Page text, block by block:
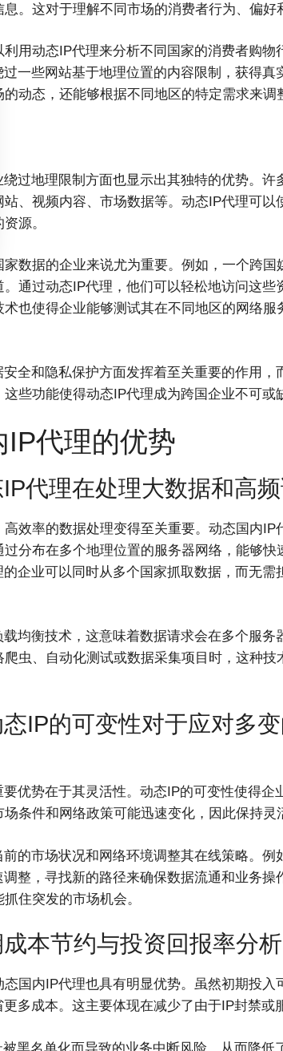
。这对于理解不同市场的消费者行为、偏好
用动态IP代理来分析不同国家的消费者购物
一些网站基于地理位置的内容限制，获得
动态，还能够根据不同地区的特定需求来调
绕过地理限制方面也显示出其独特的优势。
站、视频内容、市场数据等。动态IP代理可
源。
数据的企业来说尤为重要。例如，一个跨
通过动态IP代理，他们可以轻松地访问这
也使得企业能够测试其在不同地区的网络
全和隐私保护方面发挥着至关重要的作用
些功能使得动态IP代理成为跨国企业不可或
IP代理的优势
代理在处理大数据和高
效率的数据处理变得至关重要。动态国内
分布在多个地理位置的服务器网络，能够
企业可以同时从多个国家抓取数据，而无需
均衡技术，这意味着数据请求会在多个服
虫、自动化测试或数据采集项目时，这种
IP的可变性对于应对多
优势在于其灵活性。动态IP的可变性使得企
条件和网络政策可能迅速变化，因此保持灵
的市场状况和网络环境调整其在线策略。
整，寻找新的路径来确保数据流通和业务
住突发的市场机会。
本节约与投资回报率分析
国内IP代理也具有明显优势。虽然初期投入
多成本。这主要体现在减少了由于IP封禁或